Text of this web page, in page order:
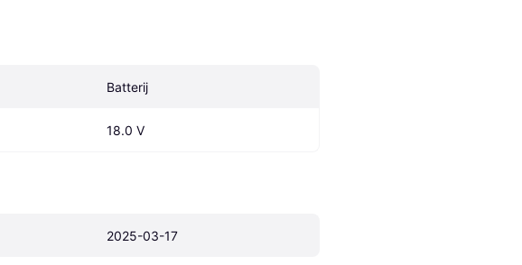
Batterij
18.0 V
2025-03-17